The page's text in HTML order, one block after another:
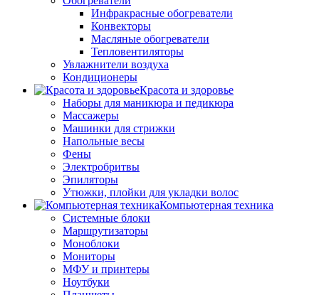
Инфракрасные обогреватели
Конвекторы
Масляные обогреватели
Тепловентиляторы
Увлажнители воздуха
Кондиционеры
Красота и здоровье
Наборы для маникюра и педикюра
Массажеры
Машинки для стрижки
Напольные весы
Фены
Электробритвы
Эпиляторы
Утюжки, плойки для укладки волос
Компьютерная техника
Системные блоки
Маршрутизаторы
Моноблоки
Мониторы
МФУ и принтеры
Ноутбуки